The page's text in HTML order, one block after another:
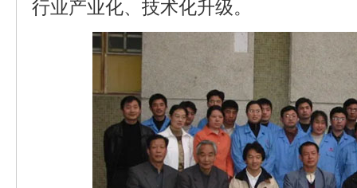
行业产业化、技术化升级。